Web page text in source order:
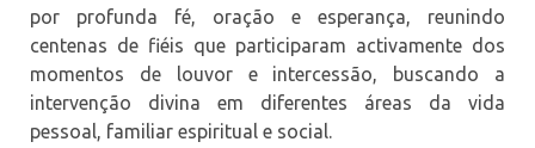
por profunda fé, oração e esperança, reunindo
centenas de fiéis que participaram activamente dos
momentos de louvor e intercessão, buscando a
intervenção divina em diferentes áreas da vida
pessoal, familiar espiritual e social.